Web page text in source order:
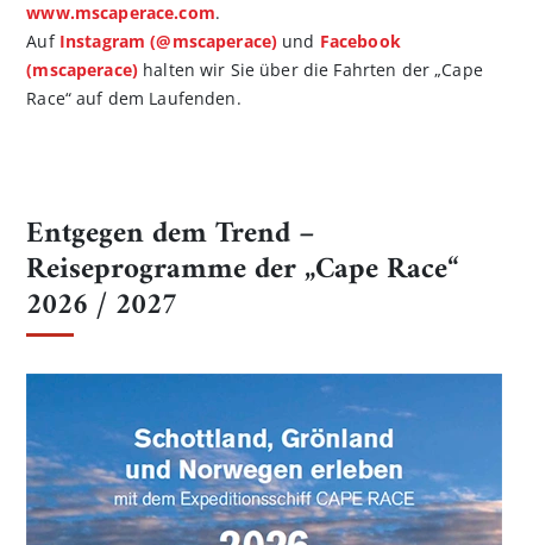
www.mscaperace.com.
Auf Instagram (@mscaperace) und Facebook
(mscaperace)halten wir Sie über die Fahrten der „Cape
Race“ auf dem Laufenden.
Entgegen dem Trend –
Reiseprogramme der „Cape Race“
2026 / 2027